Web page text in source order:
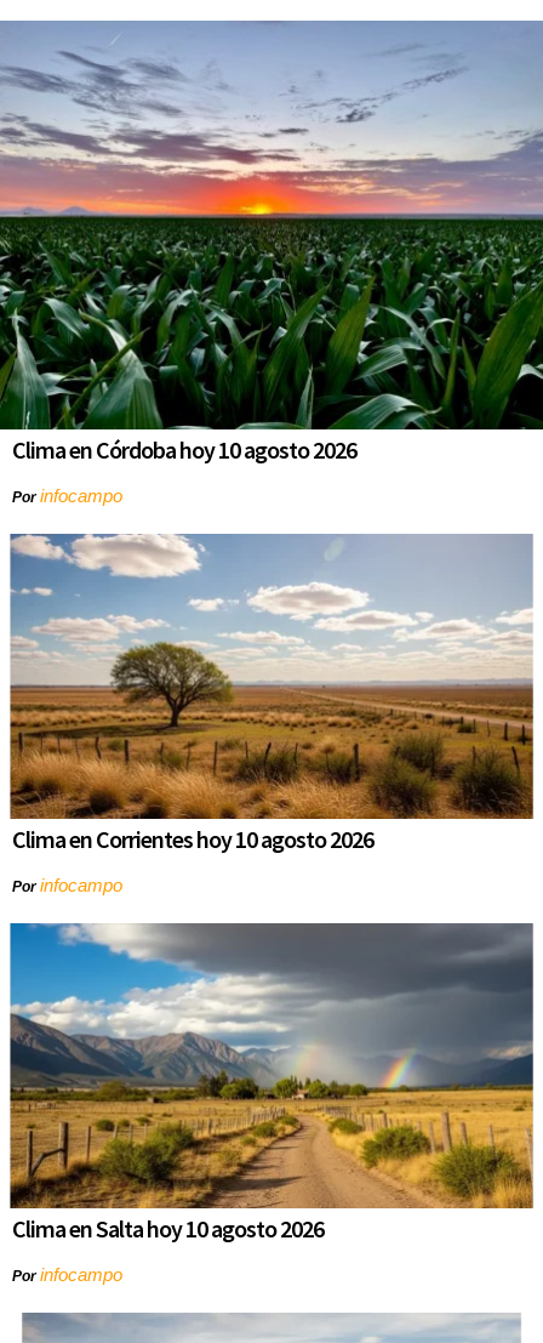
Clima en Córdoba hoy 10 agosto 2026
Porinfocampo
Clima en Corrientes hoy 10 agosto 2026
Porinfocampo
Clima en Salta hoy 10 agosto 2026
Porinfocampo